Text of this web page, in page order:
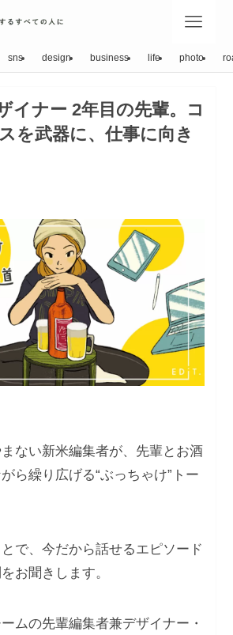
sns design business life photo
イナー 2年目の先輩。コ
を武器に、仕事に向き
ない新米編集者が、先輩とお酒
ら繰り広げる“ぶっちゃけ”トー
で、今だから話せるエピソード
お聞きします。
ムの先輩編集者兼デザイナー・